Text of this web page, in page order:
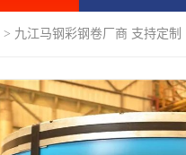
> 九江马钢彩钢卷厂商 支持定制